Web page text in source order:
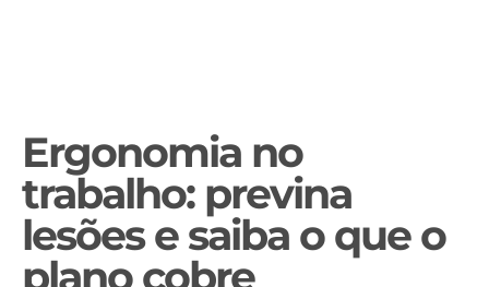
Ergonomia no
trabalho: previna
lesões e saiba o que o
plano cobre